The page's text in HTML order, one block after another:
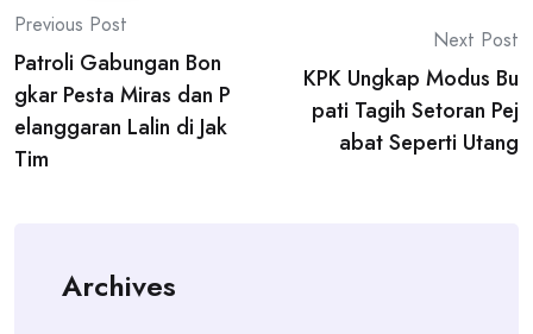
Post
navigation
Previous Post
Patroli Gabungan Bon
gkar Pesta Miras dan P
elanggaran Lalin di Jak
Tim
Next Post
KPK Ungkap Modus Bu
pati Tagih Setoran Pej
abat Seperti Utang
Archives